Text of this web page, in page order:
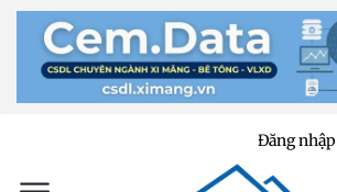
Đăng nhập